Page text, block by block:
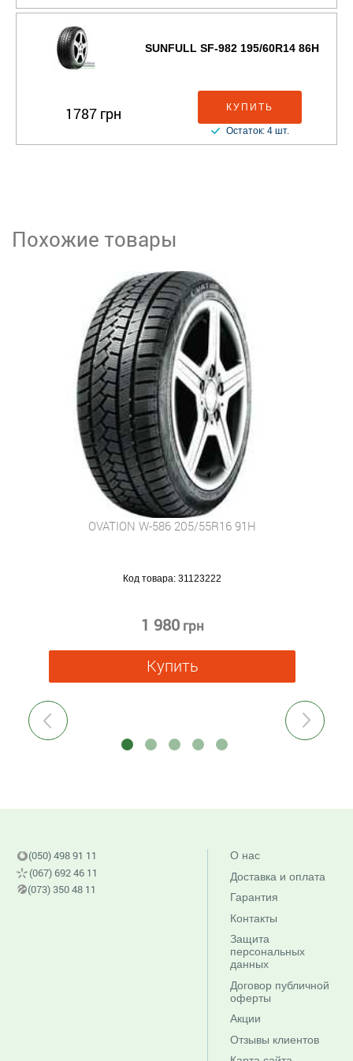
SUNFULL SF-982 195/60R14 86H
1787 грн КУПИТЬ
Остаток: 4 шт.
Похожие товары
Previous
OVATION W-586 205/55R16 91H
Код товара:31123222
1 980 грн
Купить
Next
(050) 498 91 11
(067) 692 46 11
(073) 350 48 11
О нас
Доставка и оплата
Гарантия
Контакты
Защита
персональных
данных
Договор публичной
оферты
Акции
Отзывы клиентов